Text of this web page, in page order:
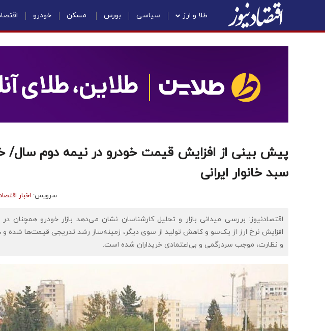
طلا و ارز سیاسی بورس مسکن خودرو
پیش بینی از افزایش قیمت خودرو در نیمه دوم سال/
سبد خانوار ایرانی
سرویس: اخبار
اقتصادنیوز: بررسی میدانی بازار و تحلیل کارشناسان نشان می‌دهد بازار خودرو همچنان در
افزایش نرخ ارز از یک‌سو و کاهش تولید از سوی دیگر، زمینه‌ساز رشد تدریجی قیمت‌ها شده
و نظارت، موجب سردرگمی و بی‌اعتمادی خریداران شده است.